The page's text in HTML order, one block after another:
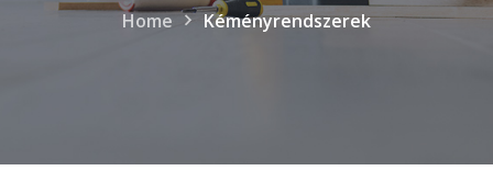
Home Kéményrendszerek